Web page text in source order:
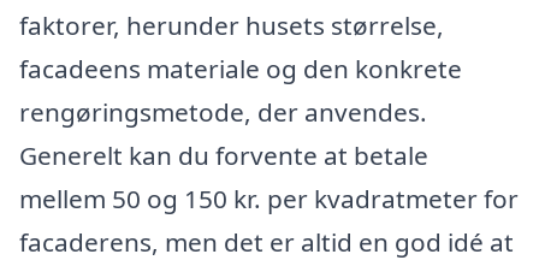
faktorer, herunder husets størrelse,
facadeens materiale og den konkrete
rengøringsmetode, der anvendes.
Generelt kan du forvente at betale
mellem 50 og 150 kr. per kvadratmeter for
facaderens, men det er altid en god idé at